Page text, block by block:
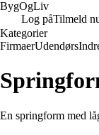
BygOgLiv
Log påTilmeld
Kategorier
FirmaerUdendørs
En springform med